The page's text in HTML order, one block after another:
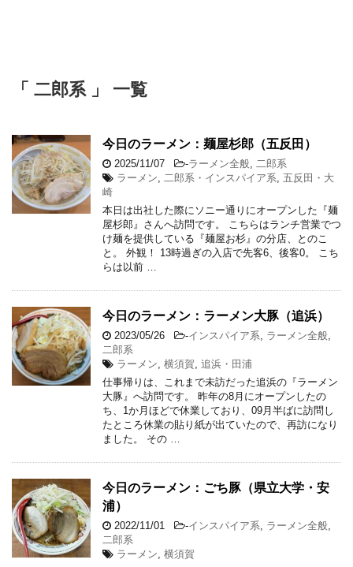
「 二郎系 」 一覧
今日のラーメン：麺屋杉郎（五反田）
2025/11/07 -ラーメン全般, 二郎系
ラーメン, 二郎系・インスパイア系, 五反田・大
崎
本日は出社した際にソニー通りにオープンした『麺
屋杉郎』さんへ訪問です。 こちらはランチ営業でつ
け麺を提供している『麺屋お杉』の分店、とのこ
と。 外観！ 13時過ぎの入店で先客6、後客0。 こち
らは以前 …
今日のラーメン：ラーメン大豚（追浜）
2023/05/26 -インスパイア系, ラーメン全般,
二郎系
ラーメン, 横須賀, 追浜・田浦
仕事帰りは、これまで未訪だった追浜の『ラーメン
大豚』へ訪問です。 昨年の8月にオープンしたの
ち、1か月ほどで休業しており、09月半ばに訪問し
たところ休業の貼り紙が出ていたので、再訪になり
ました。 その …
今日のラーメン：ごち豚（県立大学・安
浦）
2022/11/01 -インスパイア系, ラーメン全般,
二郎系
ラーメン, 横須賀